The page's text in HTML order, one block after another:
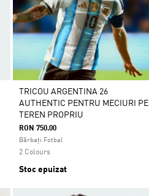
TRICOU ARGENTINA 26
AUTHENTIC PENTRU MECIURI PE
TEREN PROPRIU
RON 750.00
Bărbați Fotbal
2 Colours
Stoc epuizat